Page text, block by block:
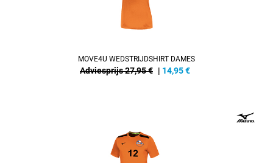
MOVE4U WEDSTRIJDSHIRT DAMES
Adviesprijs 27,95 € | 14,95€